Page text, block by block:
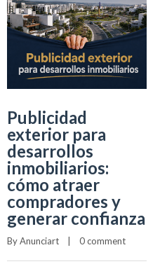
Publicidad
exterior para
desarrollos
inmobiliarios:
cómo atraer
compradores y
generar confianza
By Anunciart 0 comment